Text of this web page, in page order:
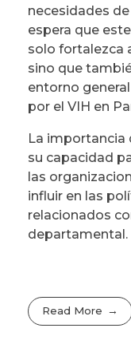
necesidades
espera que
solo fortalezca
sino que
entorno
por el VIH en
La importancia
su capacidad
las
influir en las
relacionados
departamental.
Read More